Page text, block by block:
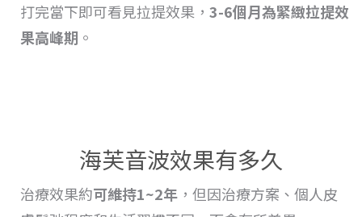
打完當下即可看見拉提效果， 3-6個月為緊緻拉提效
果高峰期 。
海芙音波效果有多久
治療效果約可維持1~2年 ，但因治療方案、個人皮